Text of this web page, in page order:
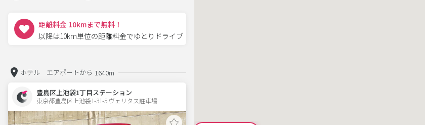
距離料金 10kmまで無料！
以降は10km単位の距離料金でゆとりドライブ
ホテル エアポートから 1640m
豊島区上池袋1丁目ステーション
東京都豊島区上池袋1-31-5 ヴェリタス駐車場